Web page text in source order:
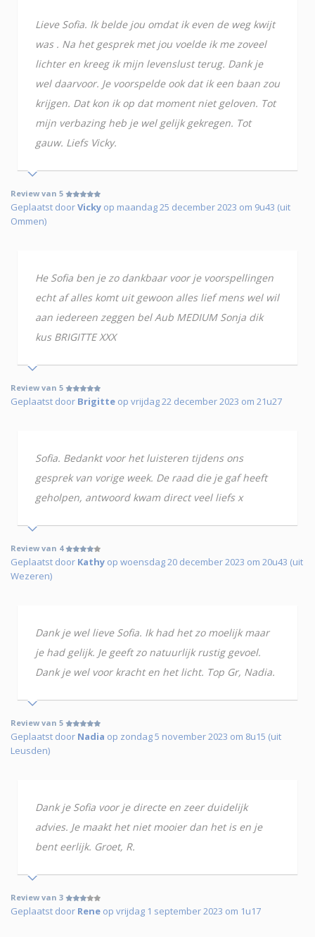
Lieve Sofia. Ik belde jou omdat ik even de weg kwijt
was . Na het gesprek met jou voelde ik me zoveel
lichter en kreeg ik mijn levenslust terug. Dank je
wel daarvoor. Je voorspelde ook dat ik een baan zou
krijgen. Dat kon ik op dat moment niet geloven. Tot
mijn verbazing heb je wel gelijk gekregen. Tot
gauw. Liefs Vicky.
Review van 5
Geplaatst doorVicky op maandag 25 december 2023 om 9u43 (uit
Ommen)
He Sofia ben je zo dankbaar voor je voorspellingen
echt af alles komt uit gewoon alles lief mens wel wil
aan iedereen zeggen bel Aub MEDIUM Sonja dik
kus BRIGITTE XXX
Review van 5
Geplaatst door Brigitte op vrijdag 22 december 2023 om 21u27
Sofia. Bedankt voor het luisteren tijdens ons
gesprek van vorige week. De raad die je gaf heeft
geholpen, antwoord kwam direct veel liefs x
Review van 4
Geplaatst door Kathy op woensdag 20 december 2023 om 20u43 (uit
Wezeren)
Dank je wel lieve Sofia. Ik had het zo moelijk maar
je had gelijk. Je geeft zo natuurlijk rustig gevoel.
Dank je wel voor kracht en het licht. Top Gr, Nadia.
Review van 5
Geplaatst door Nadia op zondag 5 november 2023 om 8u15 (uit
Leusden)
Dank je Sofia voor je directe en zeer duidelijk
advies. Je maakt het niet mooier dan het is en je
bent eerlijk. Groet, R.
Review van 3
Geplaatst door Rene op vrijdag 1 september 2023 om 1u17